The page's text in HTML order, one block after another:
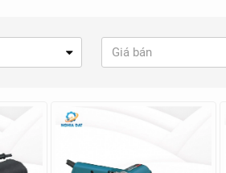
Giá bán